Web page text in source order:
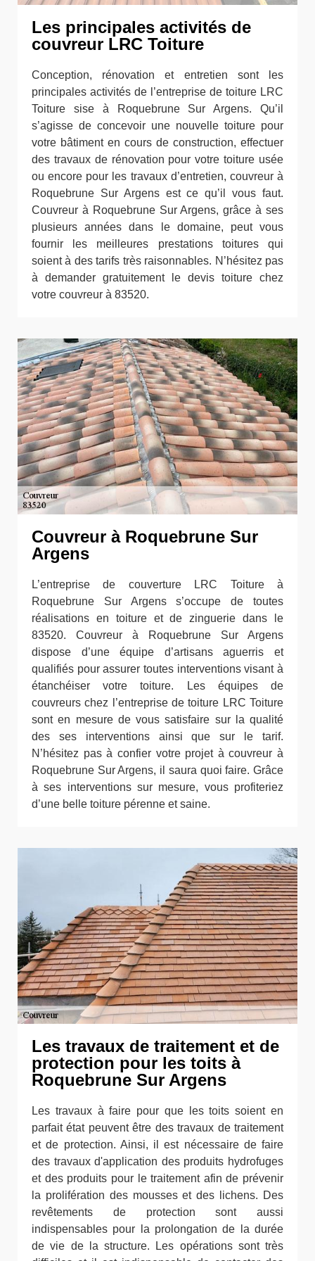
Les principales activités de
couvreur LRC Toiture
Conception, rénovation et entretien sont les
principales activités de l’entreprise de toiture LRC
Toiture sise à Roquebrune Sur Argens. Qu’il
s’agisse de concevoir une nouvelle toiture pour
votre bâtiment en cours de construction, effectuer
des travaux de rénovation pour votre toiture usée
ou encore pour les travaux d’entretien, couvreur à
Roquebrune Sur Argens est ce qu’il vous faut.
Couvreur à Roquebrune Sur Argens, grâce à ses
plusieurs années dans le domaine, peut vous
fournir les meilleures prestations toitures qui
soient à des tarifs très raisonnables. N’hésitez pas
à demander gratuitement le devis toiture chez
votre couvreur à 83520.
Couvreur à Roquebrune Sur
Argens
L’entreprise de couverture LRC Toiture à
Roquebrune Sur Argens s’occupe de toutes
réalisations en toiture et de zinguerie dans le
83520. Couvreur à Roquebrune Sur Argens
dispose d’une équipe d’artisans aguerris et
qualifiés pour assurer toutes interventions visant à
étanchéiser votre toiture. Les équipes de
couvreurs chez l’entreprise de toiture LRC Toiture
sont en mesure de vous satisfaire sur la qualité
des ses interventions ainsi que sur le tarif.
N’hésitez pas à confier votre projet à couvreur à
Roquebrune Sur Argens, il saura quoi faire. Grâce
à ses interventions sur mesure, vous profiteriez
d’une belle toiture pérenne et saine.
Les travaux de traitement et de
protection pour les toits à
Roquebrune Sur Argens
Les travaux à faire pour que les toits soient en
parfait état peuvent être des travaux de traitement
et de protection. Ainsi, il est nécessaire de faire
des travaux d'application des produits hydrofuges
et des produits pour le traitement afin de prévenir
la prolifération des mousses et des lichens. Des
revêtements de protection sont aussi
indispensables pour la prolongation de la durée
de vie de la structure. Les opérations sont très